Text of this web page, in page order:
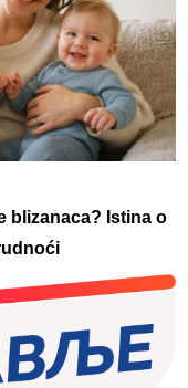
blizanaca? Istina o